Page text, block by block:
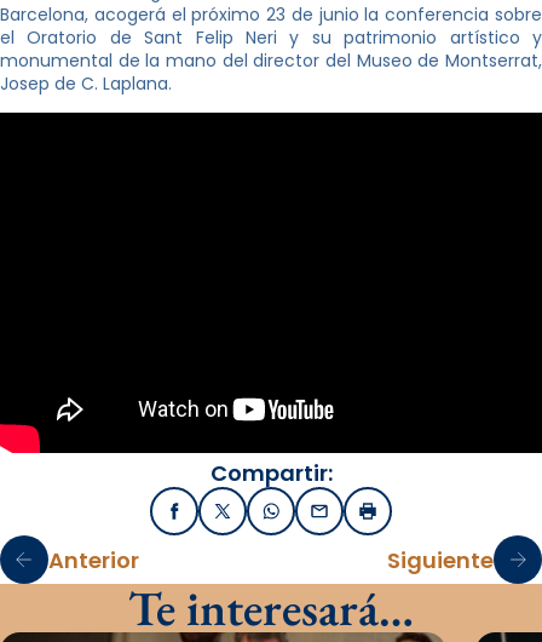
Barcelona, acogerá el próximo 23 de junio la conferencia sobre
el Oratorio de Sant Felip Neri y su patrimonio artístico y
monumental de la mano del director del Museo de Montserrat,
Josep de C. Laplana.
Compartir:
FacebookX / TwitterWhatsApp
EmailImprimir
Anterior Siguiente
Te interesará…